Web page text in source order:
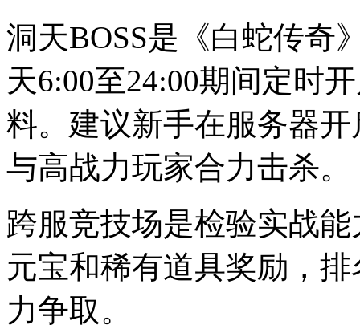
洞天BOSS是《白蛇传奇
天6:00至24:00期间定时
料。建议新手在服务器
与高战力玩家合力击杀。
跨服竞技场是检验实战
元宝和稀有道具奖励，
力争取。